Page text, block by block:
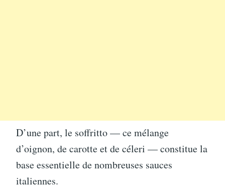
D’une part, le soffritto — ce mélange
d’oignon, de carotte et de céleri — constitue la
base essentielle de nombreuses sauces
italiennes.